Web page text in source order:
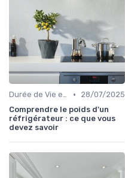
Durée de Vie et Garanties •
28/07/2025
Comprendre le poids d'un
réfrigérateur : ce que vous
devez savoir